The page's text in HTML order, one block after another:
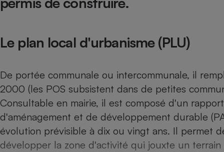
Le plan local d'urbanisme (PLU)
De portée communale ou intercommunale, il
2000 (les POS subsistent dans de petites
Consultable en mairie, il est composé d'un
d'aménagement et de développement durable
évolution prévisible à dix ou vingt ans. Il permet
développer la zone d'activité qui jouxte un
Complément
Assurance
Petit électroménager
Matelas
Mutuelle